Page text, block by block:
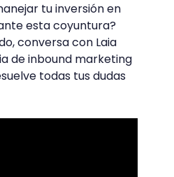
tu inversión en
esta coyuntura?
conversa con Laia
de inbound marketing
todas tus dudas